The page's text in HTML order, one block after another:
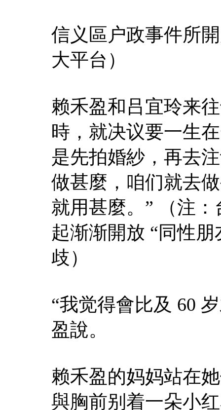
信义區户政事件所
大平台）
赖禾盈和吕宜玲来
時，就决议要一生
是先拍婚紗，再去
做甚麼，咱们就去
就用甚麼。” （注
起渐渐開放 “同性
歧）
“我觉得會比及 60
盈說。
赖禾盈的妈妈站在
與胸前别着一朵小